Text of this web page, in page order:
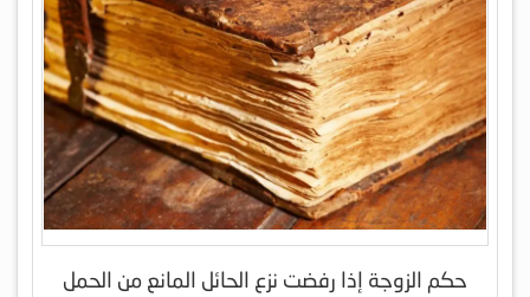
حكم الزوجة إذا رفضت نزع الحائل المانع من الحمل